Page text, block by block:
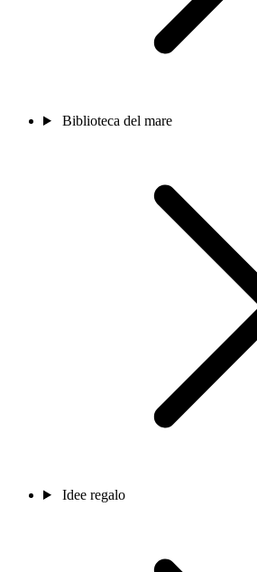
Biblioteca del mare
Idee regalo